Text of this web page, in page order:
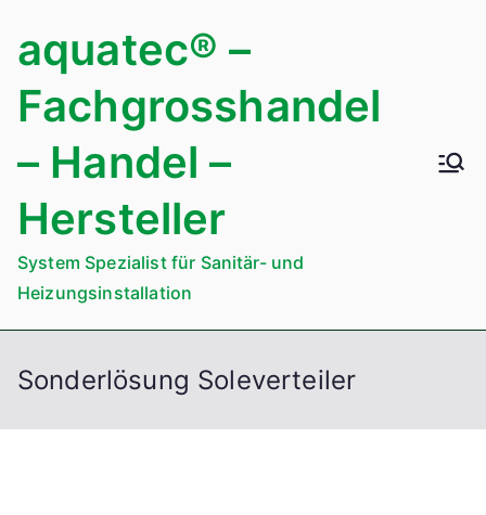
Inhalt
springen
aquatec® –
Fachgrosshandel
– Handel –
Hersteller
System Spezialist für Sanitär- und
Heizungsinstallation
Sonderlösung Soleverteiler